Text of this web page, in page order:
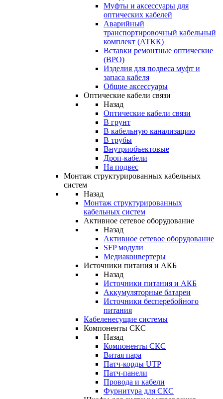
Муфты и аксессуары для
оптических кабелей
Аварийный
транспортировочный кабельный
комплект (АТКК)
Вставки ремонтные оптические
(ВРО)
Изделия для подвеса муфт и
запаса кабеля
Общие аксессуары
Оптические кабели связи
Назад
Оптические кабели связи
В грунт
В кабельную канализацию
В трубы
Внутриобъектовые
Дроп-кабели
На подвес
Монтаж структурированных кабельных
систем
Назад
Монтаж структурированных
кабельных систем
Активное сетевое оборудование
Назад
Активное сетевое оборудование
SFP модули
Медиаконвертеры
Источники питания и АКБ
Назад
Источники питания и АКБ
Аккумуляторные батареи
Источники бесперебойного
питания
Кабеленесущие системы
Компоненты СКС
Назад
Компоненты СКС
Витая пара
Патч-корды UTP
Патч-панели
Провода и кабели
Фурнитура для СКС